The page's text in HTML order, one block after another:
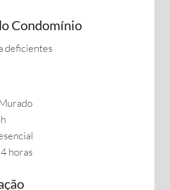
Condomínio
deficientes
horas